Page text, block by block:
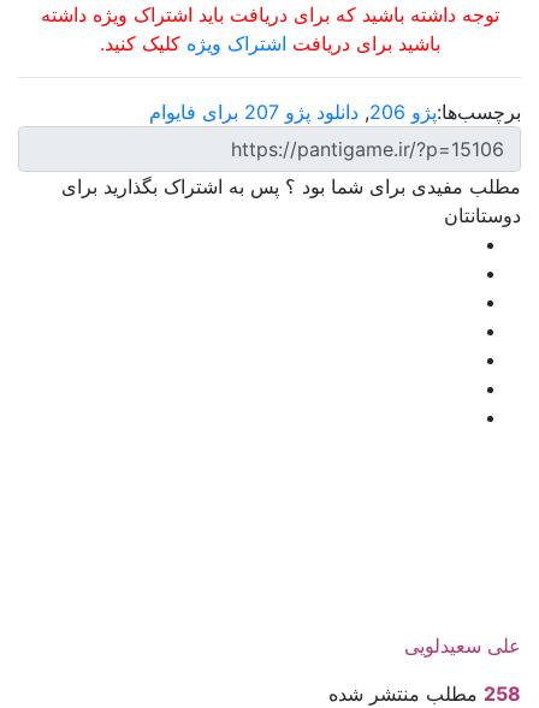
توجه داشته باشید که برای دریافت باید اشتراک ویژه داشته
باشید برای دریافت اشتراک ویژه کلیک کنید.
برچسب‌ها:پژو 206 , دانلود پژو 207 برای فایوام
مطلب مفیدی برای شما بود ؟ پس به اشتراک بگذارید برای
دوستانتان
علی سعیدلویی
258 مطلب منتشر شده